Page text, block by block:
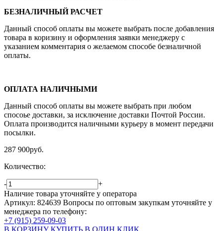
БЕЗНАЛИЧНЫЙ РАСЧЕТ
Данный способ оплаты вы можете выбрать после добавления
товара в коризину и оформления заявки менеджеру c
указанием комментария о желаемом способе безналичной
оплаты.
ОПЛАТА НАЛИЧНЫМИ
Данный способ оплаты вы можете выбрать при любом
спосоье доставки, за исключение доставки Почтой России.
Оплата производится наличными курьеру в момент передачи
посылки.
287 900руб.
Количество:
-
+
Наличие товара уточняйте у оператора
Артикул: 824639 Вопросы по оптовым закупкам уточняйте у
менеджера по телефону:
+7 (915) 259-09-03